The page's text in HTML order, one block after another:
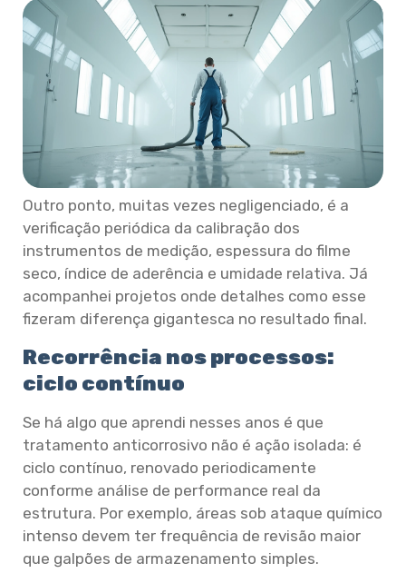
Outro ponto, muitas vezes negligenciado, é a
verificação periódica da calibração dos
instrumentos de medição, espessura do filme
seco, índice de aderência e umidade relativa. Já
acompanhei projetos onde detalhes como esse
fizeram diferença gigantesca no resultado final.
Recorrência nos processos:
ciclo contínuo
Se há algo que aprendi nesses anos é que
tratamento anticorrosivo não é ação isolada: é
ciclo contínuo, renovado periodicamente
conforme análise de performance real da
estrutura. Por exemplo, áreas sob ataque químico
intenso devem ter frequência de revisão maior
que galpões de armazenamento simples.